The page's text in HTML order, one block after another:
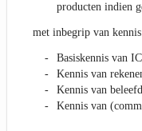
producten indien
met inbegrip van
Basiskennis van
Kennis van
Kennis van
Kennis van